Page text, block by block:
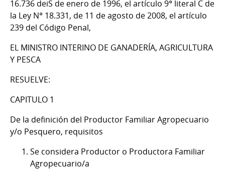
16.736 deiS de enero de 1996, el artículo 9° literal C de
la Ley N° 18.331, de 11 de agosto de 2008, el artículo
239 del Código Penal,
EL MINISTRO INTERINO DE GANADERÍA, AGRICULTURA
Y PESCA
RESUELVE:
CAPITULO 1
De la definición del Productor Familiar Agropecuario
y/o Pesquero, requisitos
Se considera Productor o Productora Familiar
Agropecuario/a